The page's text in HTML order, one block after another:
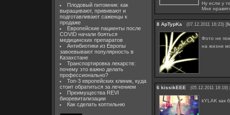
Плодовый питомник: как
выращивают, прививают и
подготавливают саженцы к
продаже
Европейские пациенты после
COVID начали бояться
медицинских препаратов
Антибиотики из Европы
завоевывают популярность в
Казахстане
Транспортировка лекарств:
почему это важно делать
профессионально?
Топ-3 европейских клиник, куда
стоит обратиться за лечением
Преимущества REVI
биоревитализации
Как сделать коптильню
Ну если у
Мне
8 ApTypKa (07.12.2011 16:23) [
Фото не
на жизни
6 kissikEEE (05.12.2011 18:19)
kYLAK как